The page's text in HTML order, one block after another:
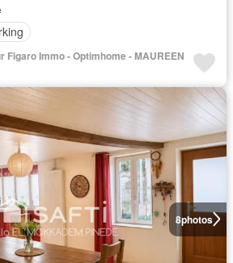
Figaro Immo - Optimhome - MAUREEN
8photos